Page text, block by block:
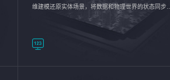
维建模还原实体场景，将数据和物理世界的状态同步呈
现，使用户对关键数据有更直观的感受，推动各行业完
成智能化转型，实现新旧动能的转换